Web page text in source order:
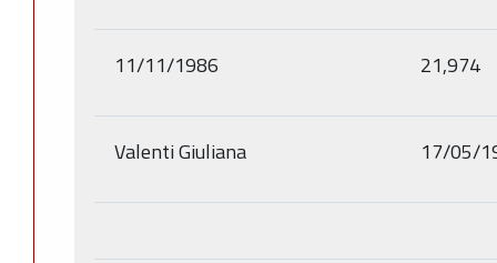
11/11/1986 21,974
Valenti Giuliana 17/05/